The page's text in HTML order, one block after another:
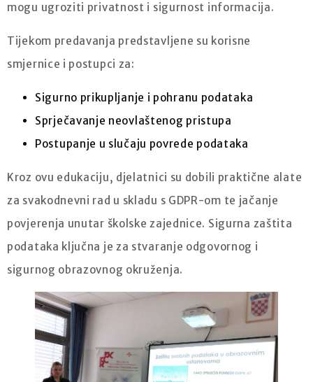
mogu ugroziti privatnost i sigurnost informacija.
Tijekom predavanja predstavljene su korisne
smjernice i postupci za:
Sigurno prikupljanje i pohranu podataka
Sprječavanje neovlaštenog pristupa
Postupanje u slučaju povrede podataka
Kroz ovu edukaciju, djelatnici su dobili praktične alate
za svakodnevni rad u skladu s GDPR-om te jačanje
povjerenja unutar školske zajednice. Sigurna zaštita
podataka ključna je za stvaranje odgovornog i
sigurnog obrazovnog okruženja.